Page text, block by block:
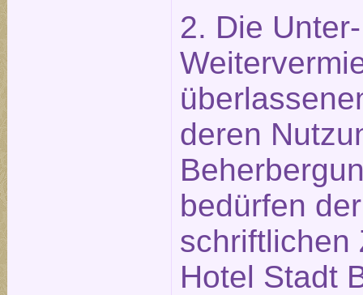
2. Die
deren
bedürfen
schriftlichen
Hotel Stadt